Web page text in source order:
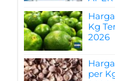
Kg
2026
per